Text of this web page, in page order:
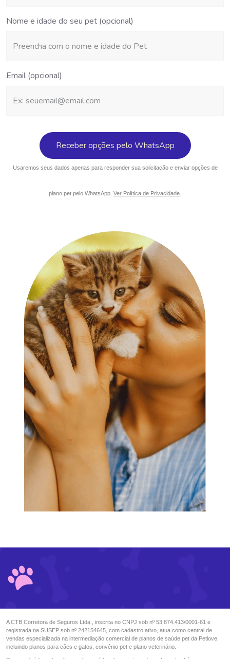
Nome e idade do seu pet (opcional)
Email (opcional)
Usaremos seus dados apenas para responder sua solicitação e enviar opções de
plano pet pelo WhatsApp. Ver Política de Privacidade
A CTB Corretora de Seguros Ltda., inscrita no CNPJ sob nº 53.874.413/0001-61 e
registrada na SUSEP sob nº 242154645, com cadastro ativo, atua como central de
vendas especializada na intermediação comercial de planos de saúde pet da Petlove,
incluindo planos para cães e gatos, convênio pet e plano veterinário.